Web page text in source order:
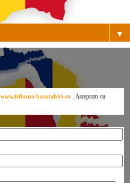
▼
www.tribuna-basarabiei.ro . Asteptam cu